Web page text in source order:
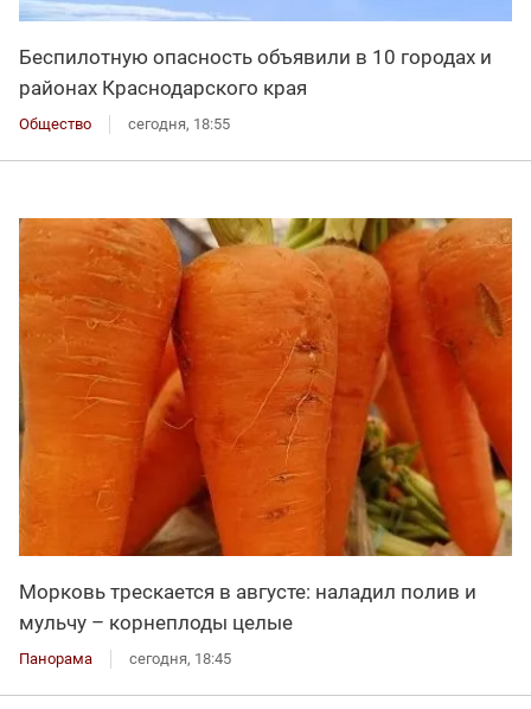
Беспилотную опасность объявили в 10 городах и
районах Краснодарского края
Общество сегодня, 18:55
Морковь трескается в августе: наладил полив и
мульчу – корнеплоды целые
Панорама сегодня, 18:45